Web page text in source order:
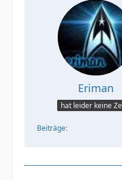
Eriman
hat leider keine
Beiträge